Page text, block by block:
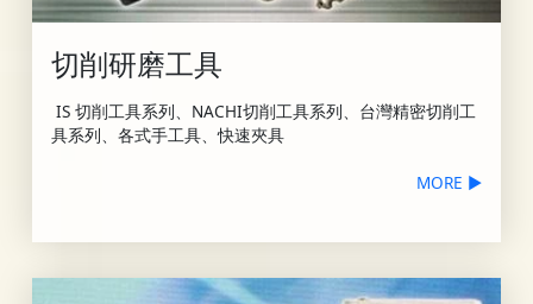
切削研磨工具
IS 切削工具系列、NACHI切削工具系列、台灣精密切削工
具系列、各式手工具、快速夾具
MORE ▶